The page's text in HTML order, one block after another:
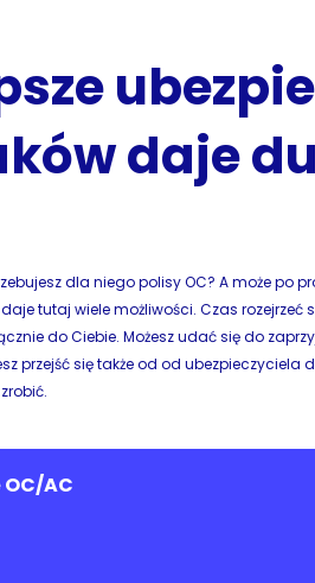
daje
dla niego polisy OC? A może po
tutaj wiele możliwości. Czas rozejrzeć
do Ciebie. Możesz udać się do
przejść się także od od ubezpieczyciela
AC